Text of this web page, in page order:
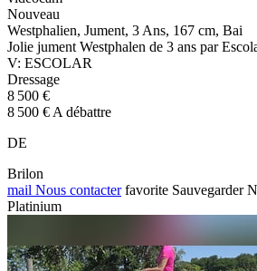
Nouveau
Westphalien, Jument, 3 Ans, 167 cm, Bai
Jolie jument Westphalen de 3 ans par
V: ESCOLAR
Dressage
8 500 €
8 500 € A débattre
DE
Brilon
mail Nous contacter favorite Sauvegarder
Platinium